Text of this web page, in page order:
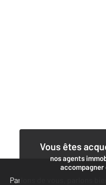
Vous êtes
nos agents
accompagner
Parlons de vous, parlons